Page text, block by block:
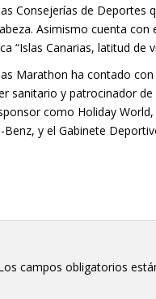
Consejerías de Deportes
Asimismo cuenta con
“Islas Canarias, latitud de
Marathon ha contado
sanitario y patrocinador de
como Holiday
y el Gabinete
campos obligatorios